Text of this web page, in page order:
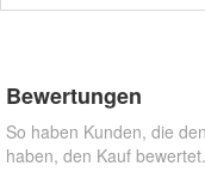
Bewertungen
So haben Kunden, die
haben, den Kauf bewertet.